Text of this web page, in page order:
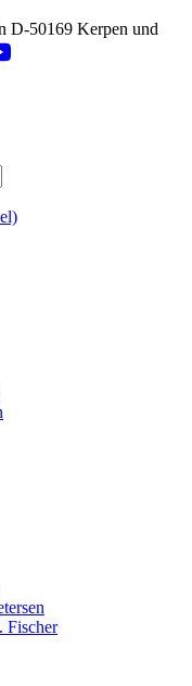
D-50169 Kerpen und
Fischer